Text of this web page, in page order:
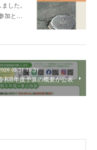
した。
加と…
10:51
和8年度予算の概要が公表